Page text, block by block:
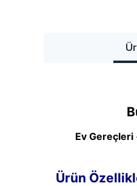
Ev Gereçleri
Ürün